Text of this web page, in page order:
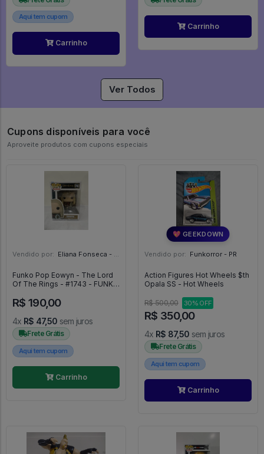
Aqui tem cupom
Carrinho
Carrinho
Ver Todos
Cupons disponíveis para você
Aproveite produtos com cupons especiais
Vendido por: Eliana Fonseca - SP
Funko Pop Eowyn - The Lord
Of The Rings - #1743 - FUNKO
R$ 190,00
4x R$ 47,50 sem juros
Frete Grátis
Aqui tem cupom
Carrinho
💖 GEEKDOWN
Vendido por: Funkorror - PR
Action Figures Hot Wheels $th
Opala SS - Hot Wheels
R$ 500,00 30% OFF
R$ 350,00
4x R$ 87,50 sem juros
Frete Grátis
Aqui tem cupom
Carrinho